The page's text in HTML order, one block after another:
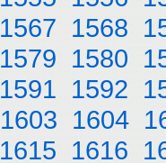
1567 1568
1579 1580
1591 1592
1603 1604
1615 1616